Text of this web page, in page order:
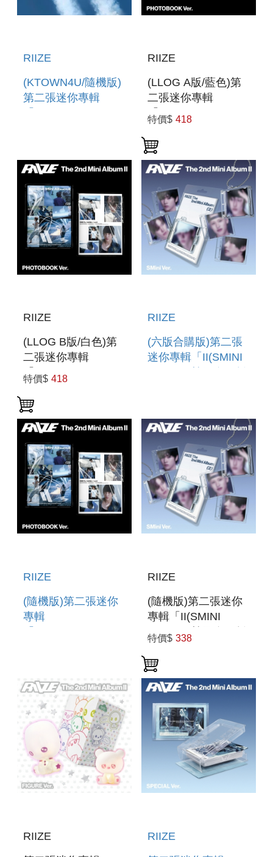
RIIZE
(KTOWN4U/隨機版)
第二張迷你專輯
RIIZE
(LLOG A版/藍色)第
二張迷你專輯
「II(PHOTOBOOK
特價$ 418
RIIZE
(LLOG B版/白色)第
二張迷你專輯
「II(PHOTOBOOK
特價$ 418
RIIZE
(六版合購版)第二張
迷你專輯「II(SMINI
RIIZE
(隨機版)第二張迷你
專輯
RIIZE
(隨機版)第二張迷你
專輯「II(SMINI
VER.)」(韓國進口版)
特價$ 338
RIIZE
RIIZE